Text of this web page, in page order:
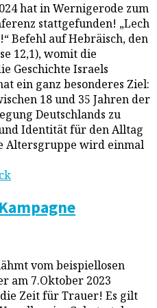
hat in Wernigerode zum
stattgefunden! „Lech
Befehl auf Hebräisch, den
12,1), womit die
Geschichte Israels
ein ganz besonderes Ziel:
18 und 35 Jahren der
Deutschlands zu
Identität für den Alltag
Altersgruppe wird einmal
vom beispiellosen
am 7.Oktober 2023
Zeit für Trauer! Es gilt